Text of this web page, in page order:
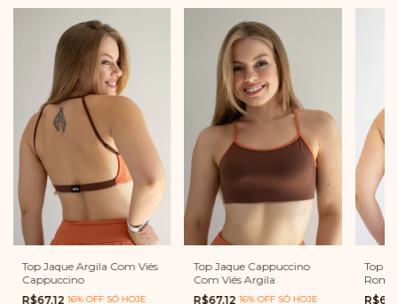
Top Jaque Argila Com Viés
Cappuccino
R$67,1216% OFF SÓ HOJE
Top Jaque Cappuccino
Com Viés Argila
R$67,1216% OFF SÓ HOJE
Top
Romã